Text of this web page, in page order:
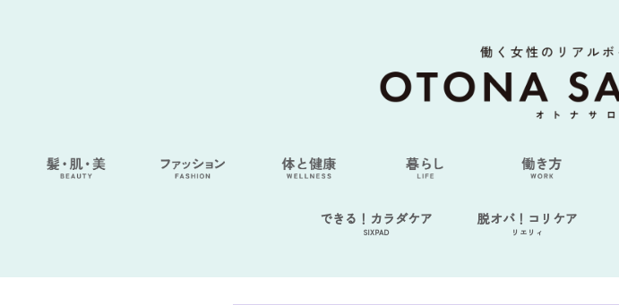
できる！カラダケア
SIXPAD
脱オバ！コリケア
リエリィ